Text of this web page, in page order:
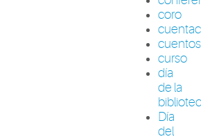
coro
cuentos
curso
día
de la
Día
del